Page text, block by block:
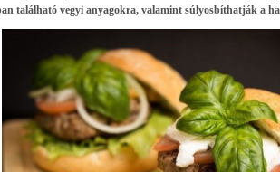
található vegyi anyagokra, valamint súlyosbíthatják a